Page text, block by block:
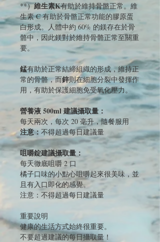
**）維生素K有助於維持骨骼正常。維
生素 C 有助於骨骼正常功能的膠原蛋
白形成。人體中約 60% 的鎂存在於骨
骼中，因此鎂對於維持骨骼正常至關重
要。
錳有助於正常結締組織的形成，維持正
常的骨骼，而鋅則在細胞分裂中發揮作
用，有助於保護細胞免受氧化壓力。
營養液 500ml 建議攝取量：
每天兩次，每次 20 毫升，隨餐服用
注意：不得超過每日建議量
咀嚼錠建議攝取量：
每天徹底咀嚼 2 口
橘子口味的小點心咀嚼起來很美味，並
且有入口即化的感覺。
注意：不得超過每日建議量
重要說明
健康的生活方式始終很重要。
不要超過建議的每日攝取量！